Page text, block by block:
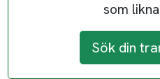
som
Sök din